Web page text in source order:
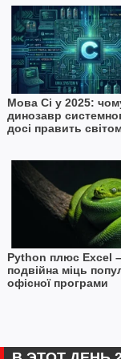
Мова Сі у 2025:
динозавр
досі править
Python плюс Excel –
подвійна міць
офісної програми